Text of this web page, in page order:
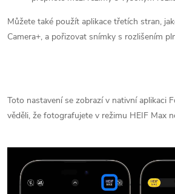
Můžete také použít aplikace třetích stran,
Camera+, a pořizovat snímky s rozlišením
Toto nastavení se zobrazí v nativní aplikaci
věděli, že fotografujete v režimu HEIF Max